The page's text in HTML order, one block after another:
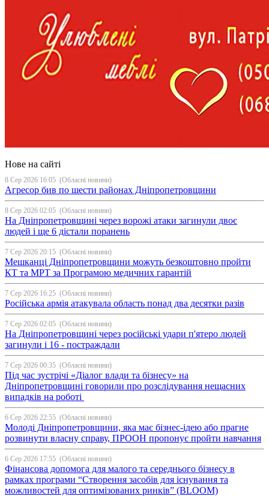
Нове на сайті
8 Сер 2026 16:05 (Обласні новини)
Агресор бив по шести районах Дніпропетровщини
8 Сер 2026 02:05 (Обласні новини)
На Дніпропетровщині через ворожі атаки загинули двоє
людей і ще 6 дістали поранень
7 Сер 2026 20:15 (Обласні новини)
Мешканці Дніпропетровщини можуть безкоштовно пройти
КТ та МРТ за Програмою медичних гарантій
7 Сер 2026 16:25 (Обласні новини)
Російська армія атакувала область понад два десятки разів
7 Сер 2026 02:05 (Обласні новини)
На Дніпропетровщині через російські удари п'ятеро людей
загинули і 16 - постраждали
7 Сер 2026 00:35 (Обласні новини)
Під час зустрічі «Діалог влади та бізнесу» на
Дніпропетровщині говорили про розслідування нещасних
випадків на роботі
6 Сер 2026 22:55 (Обласні новини)
Молоді Дніпропетровщини, яка має бізнес-ідею або прагне
розвинути власну справу, ПРООН пропонує пройти навчання
6 Сер 2026 17:55 (Обласні новини)
Фінансова допомога для малого та середнього бізнесу в
рамках програми “Створення засобів для існування та
можливостей для оптимізованих ринків” (BLOOM)